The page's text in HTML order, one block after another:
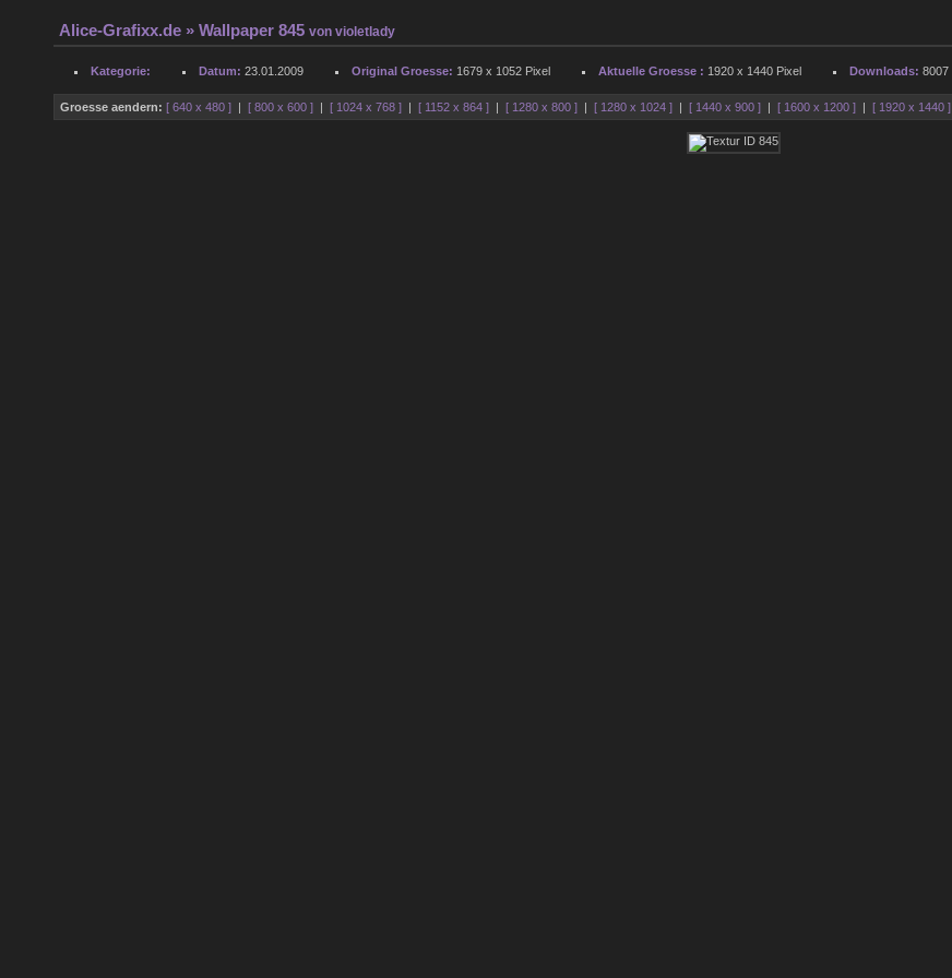
Alice-Grafixx.de » Wallpaper 845vonvioletlady
Kategorie: Datum: 23.01.2009 Original Groesse: 1679 x 1052 Pixel Aktuelle Groesse : 1920 x 1440 Pixel Downloads: 8007
Groesse aendern: [ 640 x 480 ] |[ 800 x 600 ] |[ 1024 x 768 ] |[ 1152 x 864 ] |[ 1280 x 800 ] |[ 1280 x 1024 ] |[ 1440 x 900 ] |[ 1600 x 1200 ] |[ 1920 x 1440 ]